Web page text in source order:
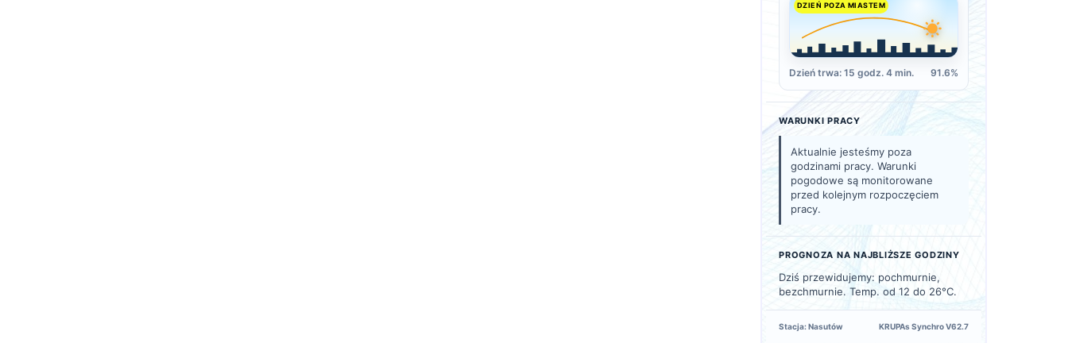
DZIEŃ POZA MIASTEM
Dzień trwa: 15 godz. 4 min. 91.6%
WARUNKI PRACY
Aktualnie jesteśmy poza
godzinami pracy. Warunki
pogodowe są monitorowane
przed kolejnym rozpoczęciem
pracy.
PROGNOZA NA NAJBLIŻSZE GODZINY
Dziś przewidujemy: pochmurnie,
bezchmurnie. Temp. od 12 do 26°C.
Stacja: Nasutów KRUPAs Synchro V62.7